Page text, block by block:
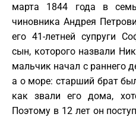
марта 1844 года в
чиновника Андрея
его 41-летней супруги
сын, которого назвали
мальчик начал с раннего
а о море: старший брат
как звали его дома,
Поэтому в 12 лет он